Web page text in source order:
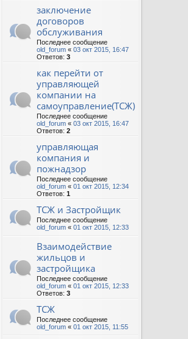
заключение
договоров
обслуживания
Последнее сообщение
old_forum « 03 окт 2015, 16:47
Ответов: 3
как перейти от
управляющей
компании на
самоуправление(ТСЖ)
Последнее сообщение
old_forum « 03 окт 2015, 16:47
Ответов: 2
управляющая
компания и
пожнадзор
Последнее сообщение
old_forum « 01 окт 2015, 12:34
Ответов: 1
ТСЖ и Застройщик
Последнее сообщение
old_forum « 01 окт 2015, 12:33
Взаимодействие
жильцов и
застройщика
Последнее сообщение
old_forum « 01 окт 2015, 12:33
Ответов: 3
ТСЖ
Последнее сообщение
old_forum « 01 окт 2015, 11:55